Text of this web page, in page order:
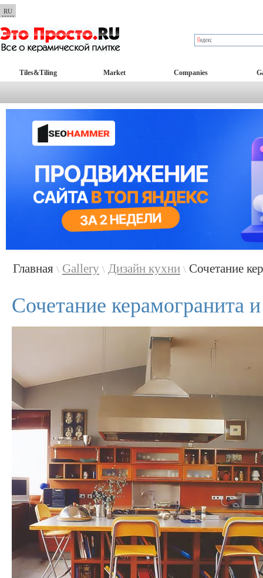
RU
Tiles&Tiling Market Companies
Главная \ Gallery \ Дизайн кухни \ Сочетание
Сочетание керамогранита